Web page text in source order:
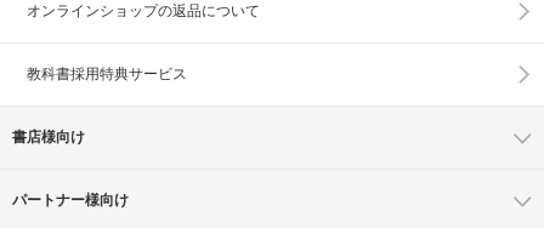
オンラインショップの返品について
教科書採用特典サービス
書店様向け
パートナー様向け